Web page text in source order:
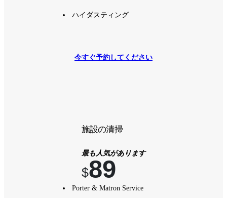
今すぐ予約してください
ハイダスティング
施設の清掃
最も人気があります
$89
Porter & Matron Service